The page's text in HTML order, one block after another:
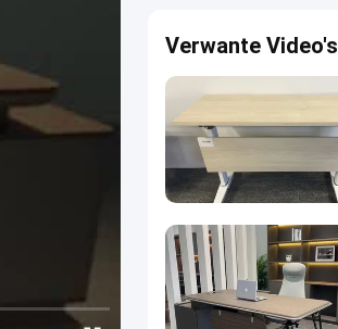
Verwante Video's